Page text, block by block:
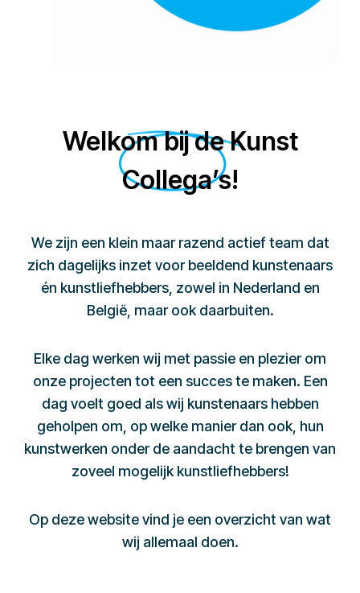
Welkom bij de Kunst
Collega’s!
We zijn een klein maar razend actief team dat
zich dagelijks inzet voor beeldend kunstenaars
én kunstliefhebbers, zowel in Nederland en
België, maar ook daarbuiten.
Elke dag werken wij met passie en plezier om
onze projecten tot een succes te maken. Een
dag voelt goed als wij kunstenaars hebben
geholpen om, op welke manier dan ook, hun
kunstwerken onder de aandacht te brengen van
zoveel mogelijk kunstliefhebbers!
Op deze website vind je een overzicht van wat
wij allemaal doen.